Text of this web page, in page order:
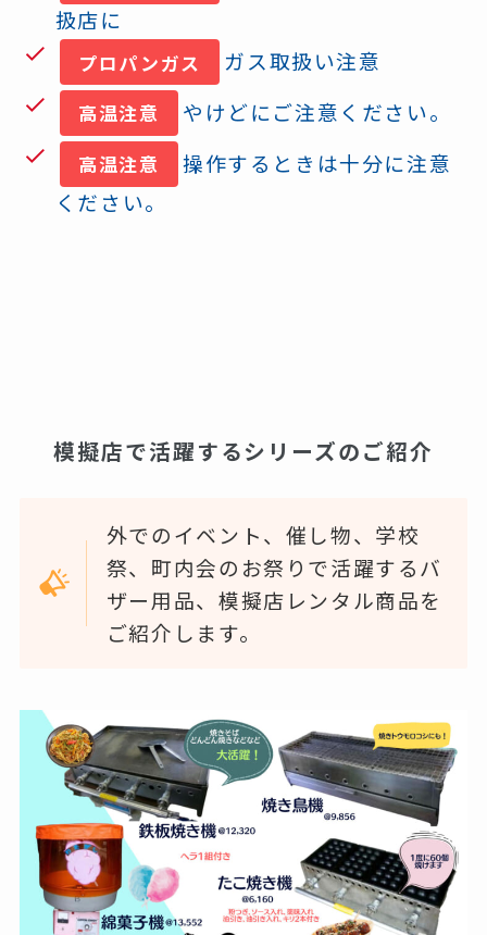
扱店に
プロパンガス ガス取扱い注意
高温注意 やけどにご注意ください。
高温注意
操作するときは十分に注意
ください。
模擬店で活躍するシリーズのご紹介
外でのイベント、催し物、学校
祭、町内会のお祭りで活躍するバ
ザー用品、模擬店レンタル商品を
ご紹介します。